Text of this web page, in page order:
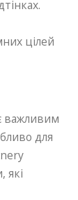
цілей
важливим
для
які